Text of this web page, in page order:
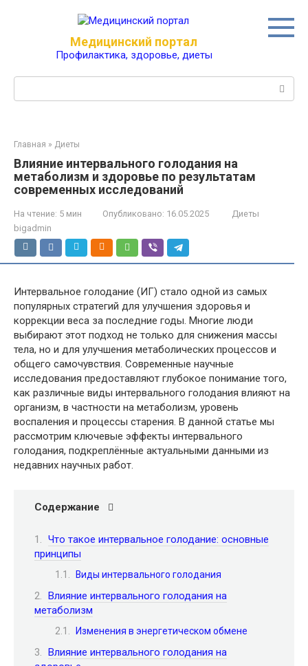
Медицинский портал
Профилактика, здоровье, диеты
Главная » Диеты
Влияние интервального голодания на
метаболизм и здоровье по результатам
современных исследований
На чтение: 5 мин Опубликовано: 16.05.2025
Диеты
bigadmin
Интервальное голодание (ИГ) стало одной из самых
популярных стратегий для улучшения здоровья и
коррекции веса за последние годы. Многие люди
выбирают этот подход не только для снижения массы
тела, но и для улучшения метаболических процессов и
общего самочувствия. Современные научные
исследования предоставляют глубокое понимание того,
как различные виды интервального голодания влияют на
организм, в частности на метаболизм, уровень
воспаления и процессы старения. В данной статье мы
рассмотрим ключевые эффекты интервального
голодания, подкреплённые актуальными данными из
недавних научных работ.
Содержание
Что такое интервальное голодание: основные
принципы
Виды интервального голодания
Влияние интервального голодания на
метаболизм
Изменения в энергетическом обмене
Влияние интервального голодания на